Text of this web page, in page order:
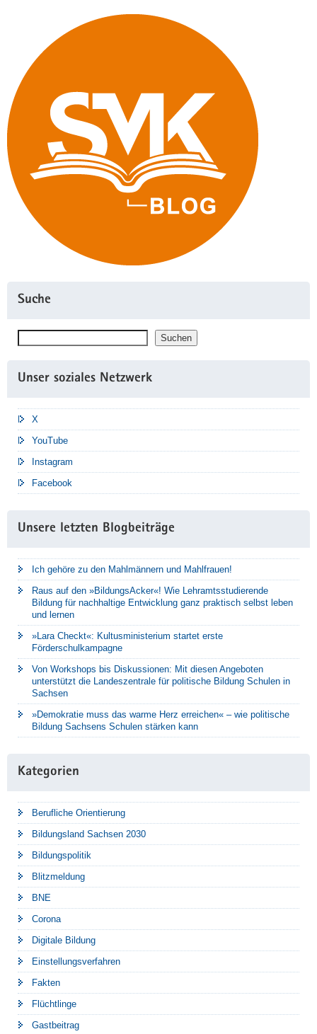
Suche
Suchen
Unser soziales Netzwerk
X
YouTube
Instagram
Facebook
Unsere letzten Blogbeiträge
Ich gehöre zu den Mahlmännern und Mahlfrauen!
Raus auf den »BildungsAcker«! Wie Lehramtsstudierende
Bildung für nachhaltige Entwicklung ganz praktisch selbst leben
und lernen
»Lara Checkt«: Kultusministerium startet erste
Förderschulkampagne
Von Workshops bis Diskussionen: Mit diesen Angeboten
unterstützt die Landeszentrale für politische Bildung Schulen in
Sachsen
»Demokratie muss das warme Herz erreichen« – wie politische
Bildung Sachsens Schulen stärken kann
Kategorien
Berufliche Orientierung
Bildungsland Sachsen 2030
Bildungspolitik
Blitzmeldung
BNE
Corona
Digitale Bildung
Einstellungsverfahren
Fakten
Flüchtlinge
Gastbeitrag